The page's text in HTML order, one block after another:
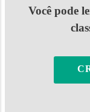
Você pode